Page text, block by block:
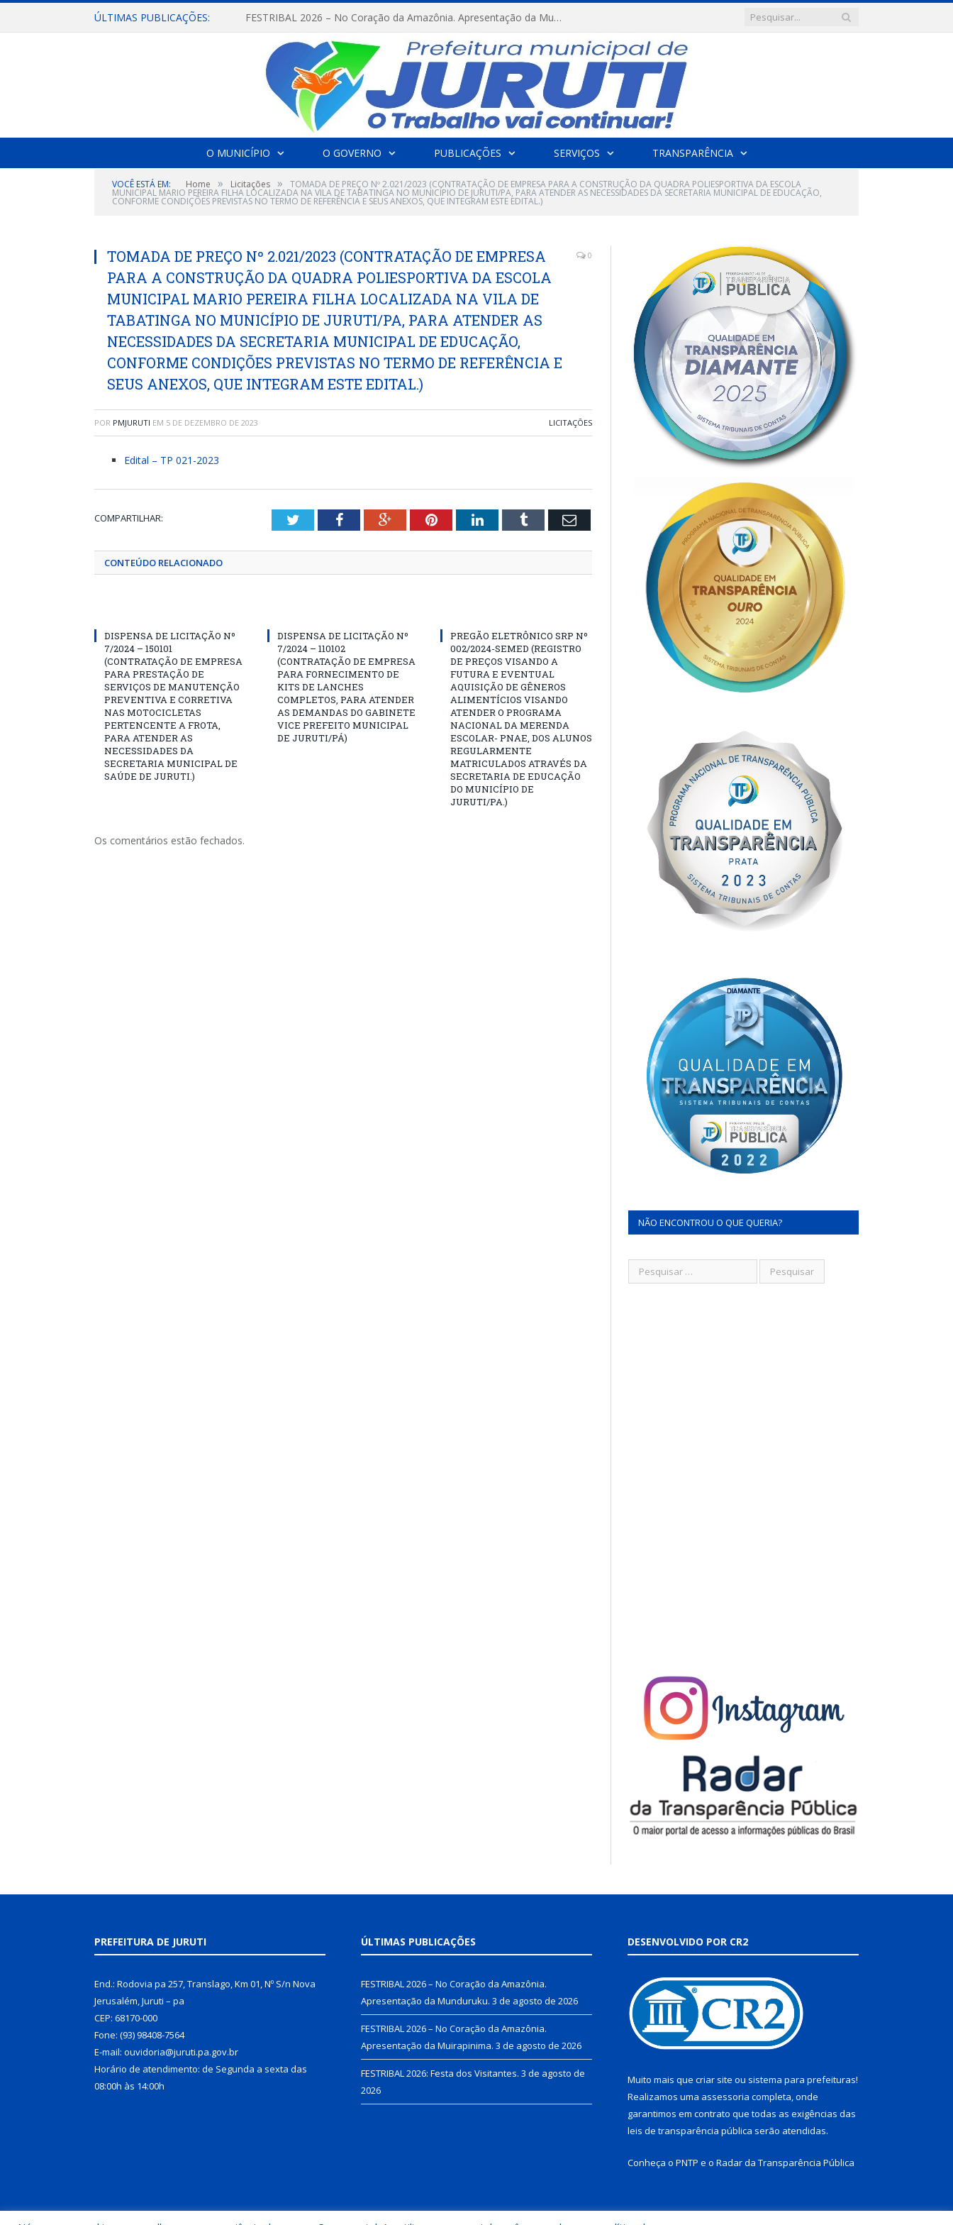
ÚLTIMAS PUBLICAÇÕES: FESTRIBAL 2026 – No Coração da Amazônia. Apresentação da Munduruku.
O MUNICÍPIO O GOVERNO PUBLICAÇÕES SERVIÇOS TRANSPARÊNCIA
VOCÊ ESTÁ EM: Home » Licitações » TOMADA DE PREÇO Nº 2.021/2023 (CONTRATAÇÃO DE EMPRESA PARA A CONSTRUÇÃO DA QUADRA POLIESPORTIVA DA ESCOLA
MUNICIPAL MARIO PEREIRA FILHA LOCALIZADA NA VILA DE TABATINGA NO MUNICÍPIO DE JURUTI/PA, PARA ATENDER AS NECESSIDADES DA SECRETARIA MUNICIPAL DE EDUCAÇÃO,
CONFORME CONDIÇÕES PREVISTAS NO TERMO DE REFERÊNCIA E SEUS ANEXOS, QUE INTEGRAM ESTE EDITAL.)
TOMADA DE PREÇO Nº 2.021/2023 (CONTRATAÇÃO DE EMPRESA
PARA A CONSTRUÇÃO DA QUADRA POLIESPORTIVA DA ESCOLA
MUNICIPAL MARIO PEREIRA FILHA LOCALIZADA NA VILA DE
TABATINGA NO MUNICÍPIO DE JURUTI/PA, PARA ATENDER AS
NECESSIDADES DA SECRETARIA MUNICIPAL DE EDUCAÇÃO,
CONFORME CONDIÇÕES PREVISTAS NO TERMO DE REFERÊNCIA E
SEUS ANEXOS, QUE INTEGRAM ESTE EDITAL.)
0
POR PMJURUTI EM 5 DE DEZEMBRO DE 2023 LICITAÇÕES
Edital – TP 021-2023
COMPARTILHAR: TwitterFacebookGoogle+PinterestLinkedInTumblr Email
CONTEÚDO RELACIONADO
DISPENSA DE LICITAÇÃO Nº
7/2024 – 150101
(CONTRATAÇÃO DE EMPRESA
PARA PRESTAÇÃO DE
SERVIÇOS DE MANUTENÇÃO
PREVENTIVA E CORRETIVA
NAS MOTOCICLETAS
PERTENCENTE A FROTA,
PARA ATENDER AS
NECESSIDADES DA
SECRETARIA MUNICIPAL DE
SAÚDE DE JURUTI.)
DISPENSA DE LICITAÇÃO Nº
7/2024 – 110102
(CONTRATAÇÃO DE EMPRESA
PARA FORNECIMENTO DE
KITS DE LANCHES
COMPLETOS, PARA ATENDER
AS DEMANDAS DO GABINETE
VICE PREFEITO MUNICIPAL
DE JURUTI/PÁ)
PREGÃO ELETRÔNICO SRP Nº
002/2024-SEMED (REGISTRO
DE PREÇOS VISANDO A
FUTURA E EVENTUAL
AQUISIÇÃO DE GÊNEROS
ALIMENTÍCIOS VISANDO
ATENDER O PROGRAMA
NACIONAL DA MERENDA
ESCOLAR- PNAE, DOS ALUNOS
REGULARMENTE
MATRICULADOS ATRAVÉS DA
SECRETARIA DE EDUCAÇÃO
DO MUNICÍPIO DE
JURUTI/PA.)
Os comentários estão fechados.
NÃO ENCONTROU O QUE QUERIA?
PREFEITURA DE JURUTI
End.: Rodovia pa 257, Translago, Km 01, Nº S/n Nova
Jerusalém, Juruti – pa
CEP: 68170-000
Fone: (93) 98408-7564
E-mail: ouvidoria@juruti.pa.gov.br
Horário de atendimento: de Segunda a sexta das
08:00h às 14:00h
ÚLTIMAS PUBLICAÇÕES
FESTRIBAL 2026 – No Coração da Amazônia.
Apresentação da Munduruku. 3 de agosto de 2026
FESTRIBAL 2026 – No Coração da Amazônia.
Apresentação da Muirapinima. 3 de agosto de 2026
FESTRIBAL 2026: Festa dos Visitantes. 3 de agosto de
2026
DESENVOLVIDO POR CR2
Muito mais que criar site ou sistema para prefeituras!
Realizamos uma assessoria completa, onde
garantimos em contrato que todas as exigências das
leis de transparência pública serão atendidas.
Conheça o PNTP e o Radar da Transparência Pública